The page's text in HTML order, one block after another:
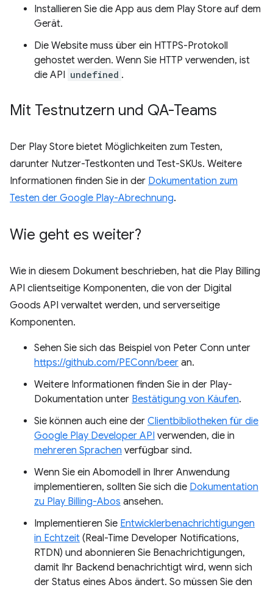
Installieren Sie die App aus dem Play Store auf dem
Gerät.
Die Website muss über ein HTTPS-Protokoll
gehostet werden. Wenn Sie HTTP verwenden, ist
die API undefined .
Mit Testnutzern und QA-Teams
Der Play Store bietet Möglichkeiten zum Testen,
darunter Nutzer-Testkonten und Test-SKUs. Weitere
Informationen finden Sie in der Dokumentation zum
Testen der Google Play-Abrechnung.
Wie geht es weiter?
Wie in diesem Dokument beschrieben, hat die Play Billing
API clientseitige Komponenten, die von der Digital
Goods API verwaltet werden, und serverseitige
Komponenten.
Sehen Sie sich das Beispiel von Peter Conn unter
https://github.com/PEConn/beer an.
Weitere Informationen finden Sie in der Play-
Dokumentation unter Bestätigung von Käufen.
Sie können auch eine der Clientbibliotheken für die
Google Play Developer API verwenden, die in
mehreren Sprachen verfügbar sind.
Wenn Sie ein Abomodell in Ihrer Anwendung
implementieren, sollten Sie sich die Dokumentation
zu Play Billing-Abos ansehen.
Implementieren Sie Entwicklerbenachrichtigungen
in Echtzeit (Real-Time Developer Notifications,
RTDN) und abonnieren Sie Benachrichtigungen,
damit Ihr Backend benachrichtigt wird, wenn sich
der Status eines Abos ändert. So müssen Sie den